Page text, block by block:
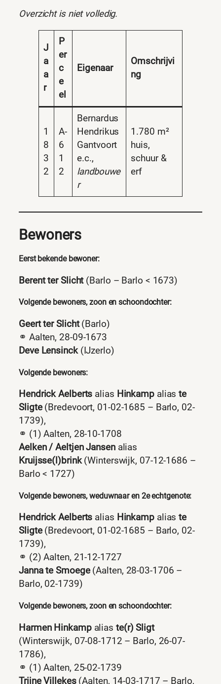
Overzicht is niet volledig.
J
a
a
r
P
er
c
e
el
Eigenaar
Omschrijvi
ng
1
8
3
2
A-
6
1
2
Bernardus
Hendrikus
Gantvoort
e.c.,
landbouwe
r
1.780 m²
huis,
schuur &
erf
Bewoners
Eerst bekende bewoner:
Berent ter Slicht(Barlo – Barlo < 1673)
Volgende bewoners, zoon en schoondochter:
Geert ter Slicht(Barlo)
⚭ Aalten, 28-09-1673
Deve Lensinck(IJzerlo)
Volgende bewoners:
Hendrick Aelberts alias Hinkampaliaste
Sligte(Bredevoort, 01-02-1685 – Barlo, 02-
1739),
⚭ (1) Aalten, 28-10-1708
Aelken / Aeltjen Jansenalias
Kruijsse(l)brink(Winterswijk, 07-12-1686 –
Barlo < 1727)
Volgende bewoners, weduwnaar en 2e echtgenote:
Hendrick Aelberts alias Hinkampaliaste
Sligte(Bredevoort, 01-02-1685 – Barlo, 02-
1739),
⚭ (2) Aalten, 21-12-1727
Janna te Smoege(Aalten, 28-03-1706 –
Barlo, 02-1739)
Volgende bewoners, zoon en schoondochter:
Harmen Hinkampalias te(r) Sligt
(Winterswijk, 07-08-1712 – Barlo, 26-07-
1786),
⚭ (1) Aalten, 25-02-1739
Trijne Villekes(Aalten, 14-03-1717 – Barlo,